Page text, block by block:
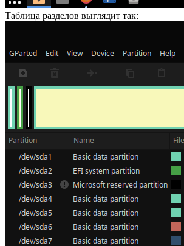
Таблица разделов выглядит так: